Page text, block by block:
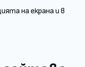
на екрана и в